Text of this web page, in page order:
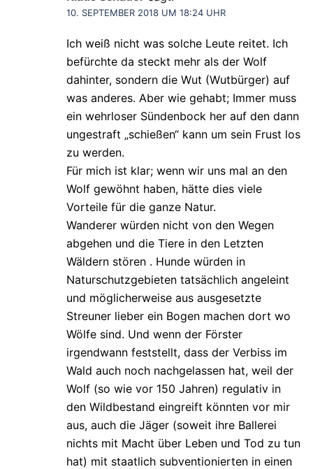
10. SEPTEMBER 2018 UM 18:24 UHR
Ich weiß nicht was solche Leute reitet. Ich
befürchte da steckt mehr als der Wolf
dahinter, sondern die Wut (Wutbürger) auf
was anderes. Aber wie gehabt; Immer muss
ein wehrloser Sündenbock her auf den dann
ungestraft „schießen“ kann um sein Frust los
zu werden.
Für mich ist klar; wenn wir uns mal an den
Wolf gewöhnt haben, hätte dies viele
Vorteile für die ganze Natur.
Wanderer würden nicht von den Wegen
abgehen und die Tiere in den Letzten
Wäldern stören . Hunde würden in
Naturschutzgebieten tatsächlich angeleint
und möglicherweise aus ausgesetzte
Streuner lieber ein Bogen machen dort wo
Wölfe sind. Und wenn der Förster
irgendwann feststellt, dass der Verbiss im
Wald auch noch nachgelassen hat, weil der
Wolf (so wie vor 150 Jahren) regulativ in
den Wildbestand eingreift könnten vor mir
aus, auch die Jäger (soweit ihre Ballerei
nichts mit Macht über Leben und Tod zu tun
hat) mit staatlich subventionierten in einen